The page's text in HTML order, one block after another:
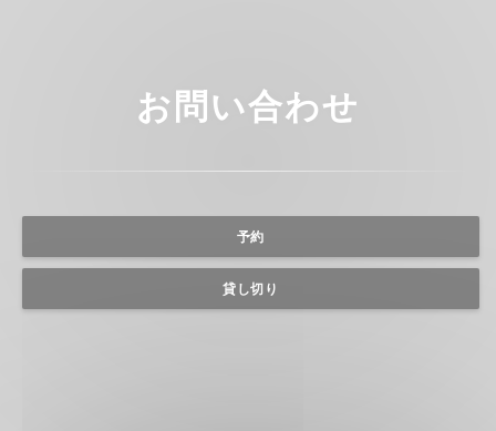
お問い合わせ
予約
貸し切り